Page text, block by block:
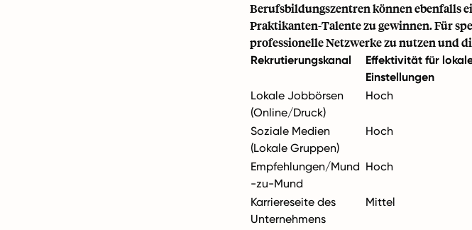
Berufsbildungszentren können ebenfalls
Praktikanten-Talente zu gewinnen. Für
professionelle Netzwerke zu nutzen und
Rekrutierungskanal
Effektivität für
Einstellungen
Lokale Jobbörsen
(Online/Druck)
Hoch
Soziale Medien
(Lokale Gruppen)
Hoch
Empfehlungen/Mund
-zu-Mund
Hoch
Karriereseite des
Unternehmens
Mittel